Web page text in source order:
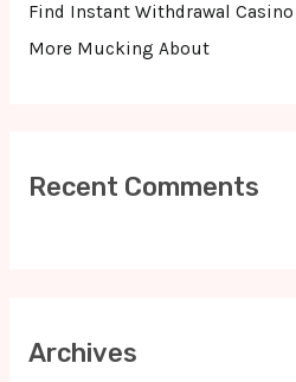
Find Instant Withdrawal Casino
More Mucking About
Recent Comments
Archives